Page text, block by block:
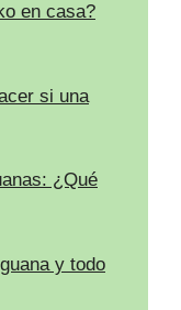
en casa?
si una
¿Qué
y todo